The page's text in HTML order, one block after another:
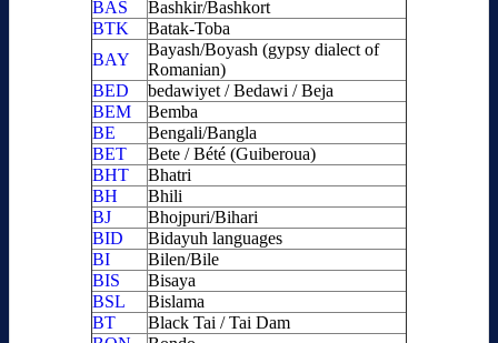
BAS
Bashkir/Bashkort
BTK
Batak-Toba
BAY
Bayash/Boyash (gypsy dialect of
Romanian)
BED
bedawiyet / Bedawi / Beja
BEM
Bemba
BE
Bengali/Bangla
BET
Bete / Bété (Guiberoua)
BHT
Bhatri
BH
Bhili
BJ
Bhojpuri/Bihari
BID
Bidayuh languages
BI
Bilen/Bile
BIS
Bisaya
BSL
Bislama
BT
Black Tai / Tai Dam